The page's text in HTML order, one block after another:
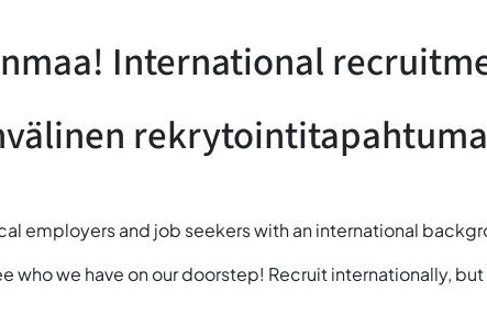
International
rekrytointitapahtuma
employers and job seekers with an international
who we have on our doorstep! Recruit internationally,